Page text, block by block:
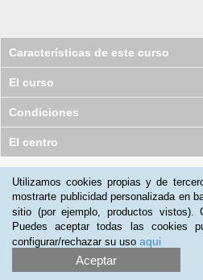
Características de este curso
El curso
Condiciones
El centro
Utilizamos cookies propias y de
mostrarte publicidad personalizada en
sitio (por ejemplo, productos vistos).
Puedes aceptar todas las cookies
configurar/rechazar su uso aqui
Aceptar
Promociona tu negocio |
2012-2026
LLámanos: